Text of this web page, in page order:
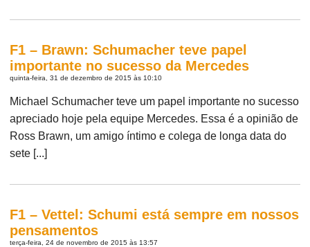
F1 – Brawn: Schumacher teve papel
importante no sucesso da Mercedes
quinta-feira, 31 de dezembro de 2015 às 10:10
Michael Schumacher teve um papel importante no sucesso
apreciado hoje pela equipe Mercedes. Essa é a opinião de
Ross Brawn, um amigo íntimo e colega de longa data do
sete [...]
F1 – Vettel: Schumi está sempre em nossos
pensamentos
terça-feira, 24 de novembro de 2015 às 13:57